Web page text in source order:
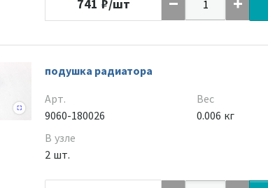
741 ₽/шт
подушка радиатора
Арт.
9060-180026
В узле
2 шт.
Вес
0.006 кг